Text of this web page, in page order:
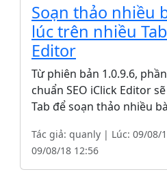
Soạn thảo nhiều
lúc trên nhiều
Editor
Từ phiên bản 1.0.9.6,
chuẩn SEO iClick Editor
Tab để soạn thảo nhiều
Tác giả: quanly | Lúc: 09/08/
09/08/18 12:56